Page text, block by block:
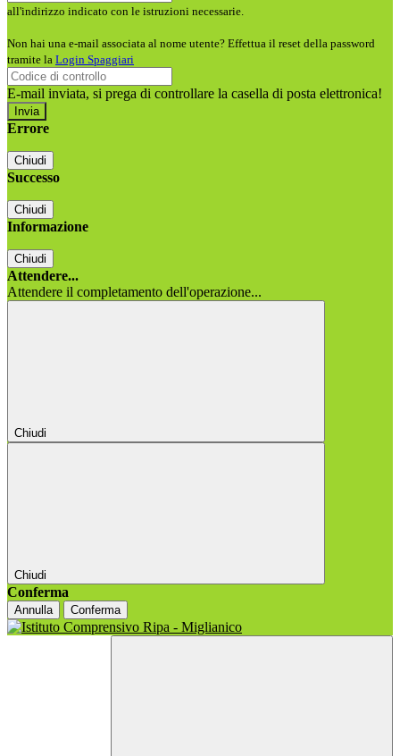
all'indirizzo indicato con le istruzioni necessarie.
Non hai una e-mail associata al nome utente? Effettua il reset della password
tramite la Login Spaggiari
E-mail inviata, si prega di controllare la casella di posta elettronica!
Errore
Chiudi
Successo
Chiudi
Informazione
Chiudi
Attendere...
Attendere il completamento dell'operazione...
Chiudi
Chiudi
Conferma
Annulla Conferma